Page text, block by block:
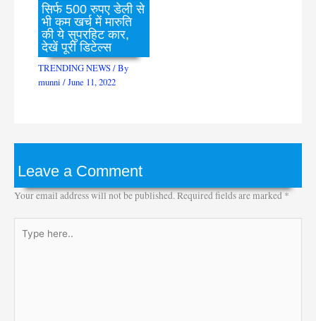
सिर्फ 500 रुपए डेली से
भी कम खर्च में मारुति
की ये सुपरहिट कार,
देखें पूरी डिटेल्स
TRENDING NEWS/ By
munni/June 11, 2022
Leave a Comment
Your email address will not be published.Required fields are marked*
here..